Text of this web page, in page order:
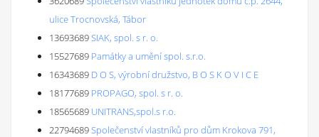
ulice Trocnovská, Tábor
13693689SIAK, spol. s r. o.
15527689 Památky a umění spol. s.r.o.
16343689 D O S, výrobní družstvo, B O S K O V I C E
18177689 PROPAGO, spol. s r. o.
18565689 UNITRANS,spol.s r.o.
22794689Společenství vlastníků pro dům Krokova 791,